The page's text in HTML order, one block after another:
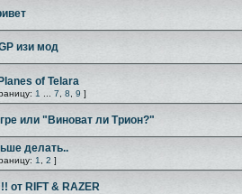
изи мод
of Telara
1 7 8 9 ]
или "Виноват ли Трион?"
делать..
1 2 ]
от RIFT & RAZER